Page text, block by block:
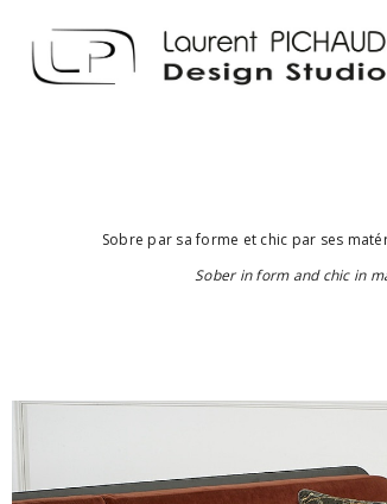
Sobre par sa forme et chic par ses
Sober in form and chic in